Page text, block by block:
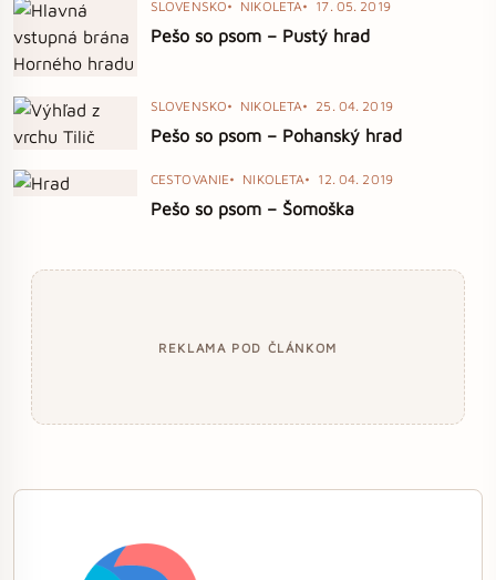
SLOVENSKO NIKOLETA 17. 05. 2019
Pešo so psom – Pustý hrad
SLOVENSKO NIKOLETA 25. 04. 2019
Pešo so psom – Pohanský hrad
CESTOVANIE NIKOLETA 12. 04. 2019
Pešo so psom – Šomoška
REKLAMA POD ČLÁNKOM